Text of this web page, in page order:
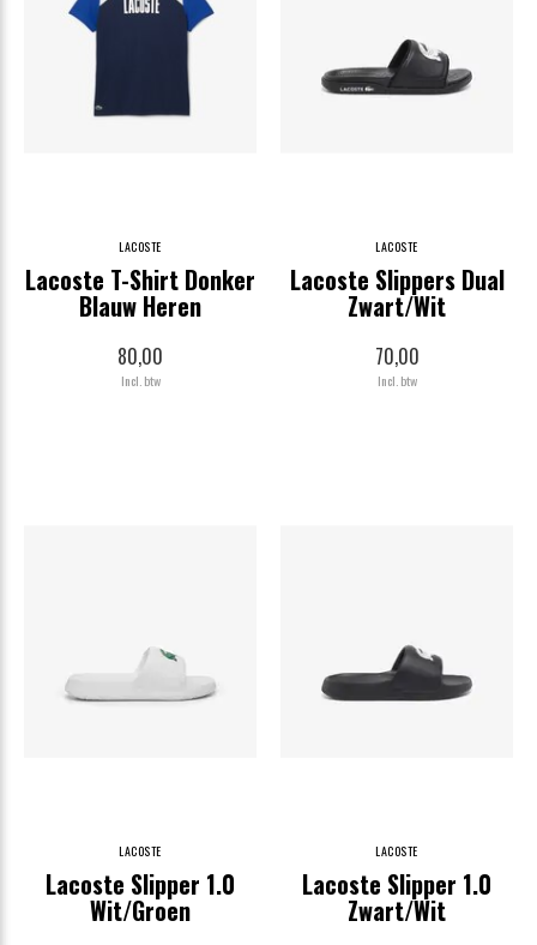
LACOSTE
Lacoste T-Shirt Donker
Blauw Heren
80,00
Incl. btw
LACOSTE
Lacoste Slippers Dual
Zwart/Wit
70,00
Incl. btw
LACOSTE
Lacoste Slipper 1.0
Wit/Groen
LACOSTE
Lacoste Slipper 1.0
Zwart/Wit